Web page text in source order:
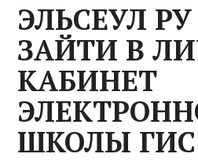
ЭЛЬСЕУЛ
ЗАЙТИ В
КАБИНЕТ
ШКОЛЫ